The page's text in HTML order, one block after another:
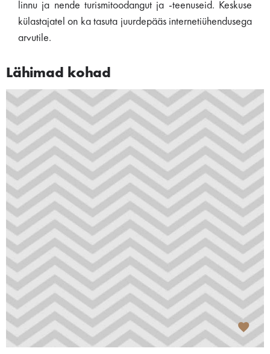
linnu ja nende turismitoodangut ja -teenuseid. Keskuse
külastajatel on ka tasuta juurdepääs internetiühendusega
arvutile.
Lähimad kohad